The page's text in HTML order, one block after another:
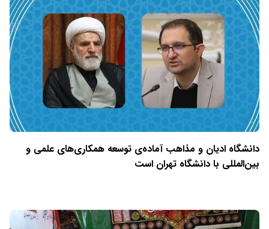
دانشگاه ادیان و مذاهب آماده‌ی توسعه همکاری‌های علمی و
بین‌المللی با دانشگاه تهران است